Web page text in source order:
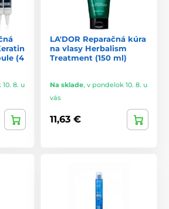
(4
8. u
LA'DOR Reparačná kúra
na vlasy Herbalism
Treatment (150 ml)
Na sklade, v pondelok 10. 8. u
vás
11,63 €